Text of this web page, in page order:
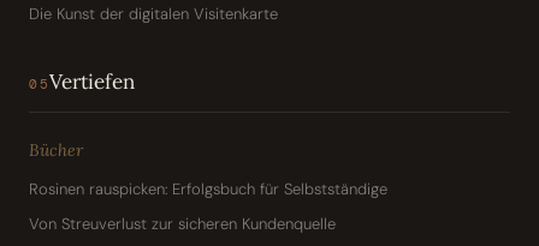
Die Kunst der digitalen Visitenkarte
05Vertiefen
Bücher
Rosinen rauspicken: Erfolgsbuch für Selbstständige
Von Streuverlust zur sicheren Kundenquelle